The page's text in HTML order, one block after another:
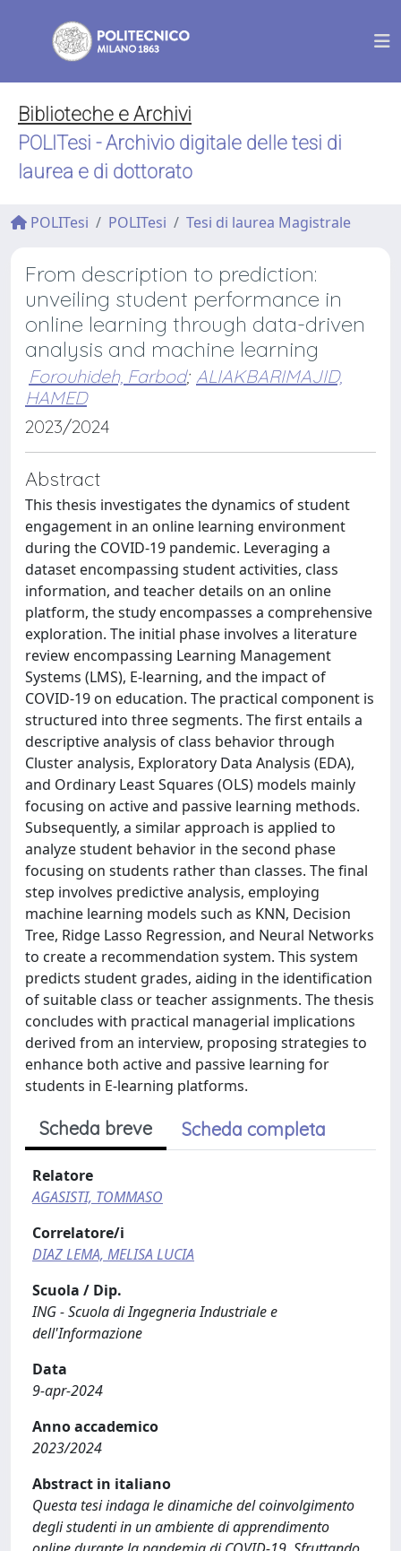
Biblioteche e Archivi
POLITesi - Archivio digitale delle tesi di
laurea e di dottorato
POLITesi POLITesi Tesi di laurea Magistrale
From description to prediction:
unveiling student performance in
online learning through data-driven
analysis and machine learning
Forouhideh, Farbod; ALIAKBARIMAJID,
HAMED
2023/2024
Abstract
This thesis investigates the dynamics of student
engagement in an online learning environment
during the COVID-19 pandemic. Leveraging a
dataset encompassing student activities, class
information, and teacher details on an online
platform, the study encompasses a comprehensive
exploration. The initial phase involves a literature
review encompassing Learning Management
Systems (LMS), E-learning, and the impact of
COVID-19 on education. The practical component is
structured into three segments. The first entails a
descriptive analysis of class behavior through
Cluster analysis, Exploratory Data Analysis (EDA),
and Ordinary Least Squares (OLS) models mainly
focusing on active and passive learning methods.
Subsequently, a similar approach is applied to
analyze student behavior in the second phase
focusing on students rather than classes. The final
step involves predictive analysis, employing
machine learning models such as KNN, Decision
Tree, Ridge Lasso Regression, and Neural Networks
to create a recommendation system. This system
predicts student grades, aiding in the identification
of suitable class or teacher assignments. The thesis
concludes with practical managerial implications
derived from an interview, proposing strategies to
enhance both active and passive learning for
students in E-learning platforms.
Scheda breve Scheda completa
Relatore
AGASISTI, TOMMASO
Correlatore/i
DIAZ LEMA, MELISA LUCIA
Scuola / Dip.
ING - Scuola di Ingegneria Industriale e
dell'Informazione
Data
9-apr-2024
Anno accademico
2023/2024
Abstract in italiano
Questa tesi indaga le dinamiche del coinvolgimento
degli studenti in un ambiente di apprendimento